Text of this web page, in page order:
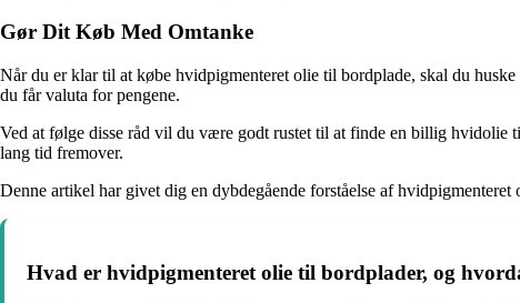
Gør Dit Køb Med Omtanke
Når du er klar til at købe hvidpigmenteret olie til bordplade, skal du
du får valuta for pengene.
Ved at følge disse råd vil du være godt rustet til at finde en billig
lang tid fremover.
Denne artikel har givet dig en dybdegående forståelse af
Hvad er hvidpigmenteret olie til bordplader, og